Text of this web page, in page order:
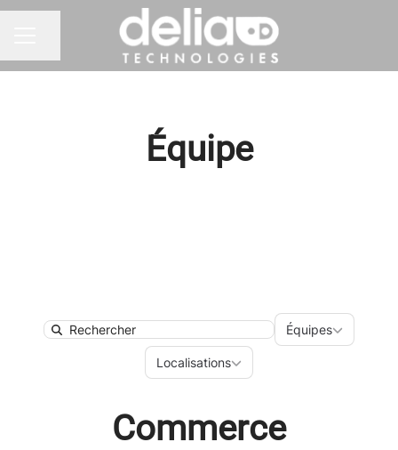
Partager la page
Équipe
Search
Équipes
Équipes
Localisations
Localisations
Commerce